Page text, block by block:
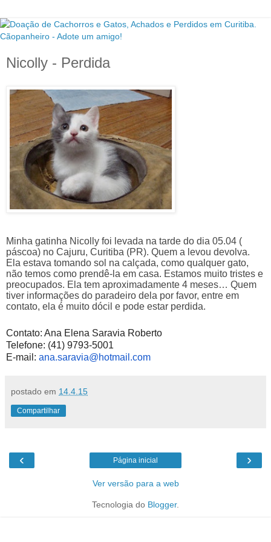
Nicolly - Perdida
Minha gatinha Nicolly foi levada na tarde do dia 05.04 (
páscoa) no Cajuru, Curitiba (PR). Quem a levou devolva.
Ela estava tomando sol na calçada, como qualquer gato,
não temos como prendê-la em casa. Estamos muito tristes e
preocupados. Ela tem aproximadamente 4 meses… Quem
tiver informações do paradeiro dela por favor, entre em
contato, ela é muito dócil e pode estar perdida.
Contato: Ana Elena Saravia Roberto
Telefone: (41) 9793-5001
E-mail: ana.saravia@hotmail.com
postado em 14.4.15
Compartilhar
‹ ›
Página inicial
Ver versão para a web
Tecnologia do Blogger.